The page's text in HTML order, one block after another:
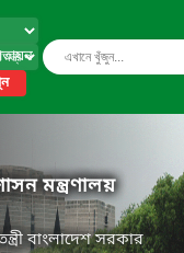
মন্ত্রণালয়
বাংলাদেশ সরকার